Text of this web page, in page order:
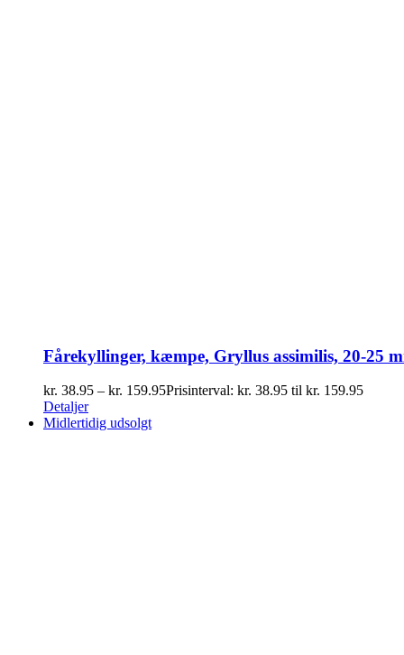
Fårekyllinger, kæmpe, Gryllus assimilis, 20-25
kr. 38.95 – kr. 159.95Prisinterval: kr. 38.95 til kr. 159.95
Detaljer
Midlertidig udsolgt